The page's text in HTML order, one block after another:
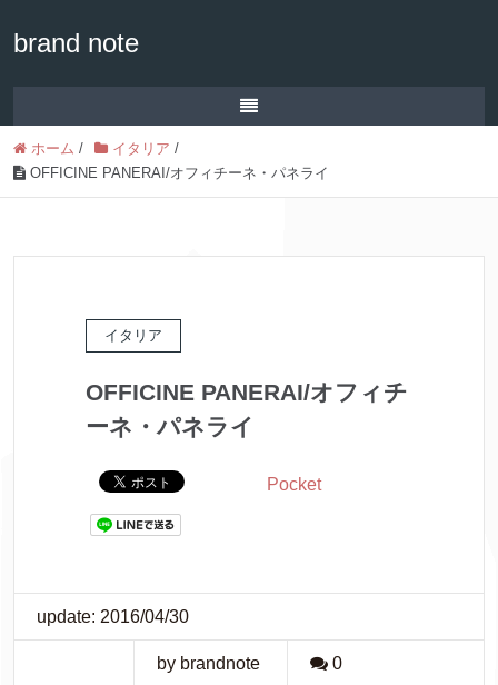
brand note
ホーム / イタリア /
OFFICINE PANERAI/オフィチーネ・パネライ
イタリア
OFFICINE PANERAI/オフィチ
ーネ・パネライ
Pocket
update: 2016/04/30
by brandnote 0